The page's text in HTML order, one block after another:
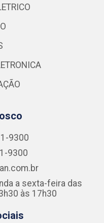
9300
9300
a sexta-feira das
às 17h30